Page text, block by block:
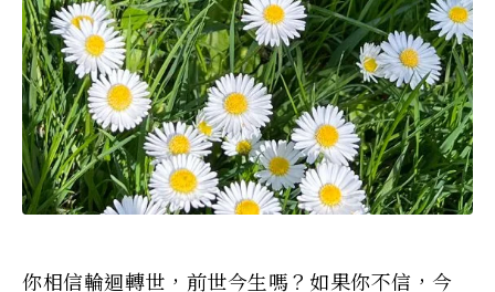
你相信輪迴轉世，前世今生嗎？如果你不信，今